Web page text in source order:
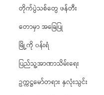
တိုက်ပွဲသစ်တွေ ဖန်တီး
တောမှာ အခြေပြု
မြို့ကို ၀န်းရံ
ပြည်သူ့အာဏာသိမ်းရေး
ဥက္ကဋ္ဌမော်တရား နှလုံးသွင်း